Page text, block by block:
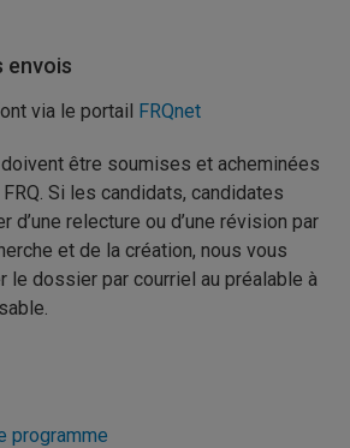
envois
via le portail FRQnet
être soumises et acheminées
Si les candidats, candidates
d’une relecture ou d’une révision par
et de la création, nous vous
le dossier par courriel au préalable à
programme